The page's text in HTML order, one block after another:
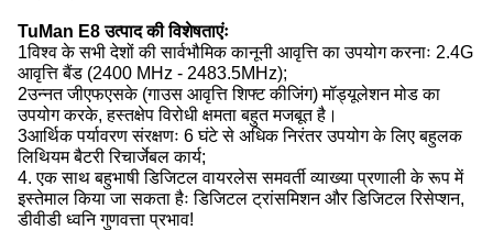
TuMan E8 उत्पाद की विशेषताएंः
1विश्व के सभी देशों की सार्वभौमिक कानूनी आवृत्ति का उपयोग करनाः 2.4G
आवृत्ति बैंड (2400 MHz - 2483.5MHz);
2उन्नत जीएफएसके (गाउस आवृत्ति शिफ्ट कीजिंग) मॉड्यूलेशन मोड का
उपयोग करके, हस्तक्षेप विरोधी क्षमता बहुत मजबूत है।
3आर्थिक पर्यावरण संरक्षणः 6 घंटे से अधिक निरंतर उपयोग के लिए बहुलक
लिथियम बैटरी रिचार्जेबल कार्य;
4. एक साथ बहुभाषी डिजिटल वायरलेस समवर्ती व्याख्या प्रणाली के रूप में
इस्तेमाल किया जा सकता हैः डिजिटल ट्रांसमिशन और डिजिटल रिसेप्शन,
डीवीडी ध्वनि गुणवत्ता प्रभाव!